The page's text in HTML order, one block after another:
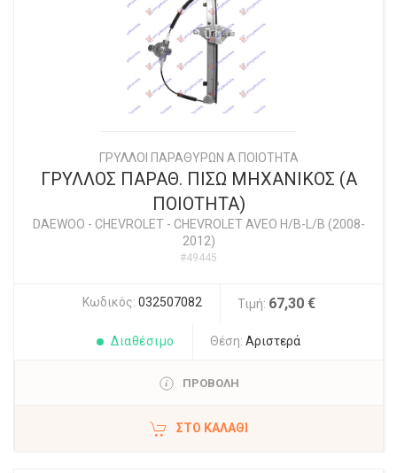
ΓΡΥΛΛΟΙ ΠΑΡΑΘΥΡΩΝ Α ΠΟΙΟΤΗΤΑ
ΓΡΥΛΛΟΣ ΠΑΡΑΘ. ΠΙΣΩ ΜΗΧΑΝΙΚΟΣ (Α
ΠΟΙΟΤΗΤΑ)
DAEWOO - CHEVROLET- CHEVROLET AVEO H/B-L/B (2008-
2012)
#49445
Κωδικός: 032507082 Τιμή: 67,30 €
Διαθέσιμο Θέση: Αριστερά
ΠΡΟΒΟΛΗ
ΣΤΟ ΚΑΛΆΘΙ